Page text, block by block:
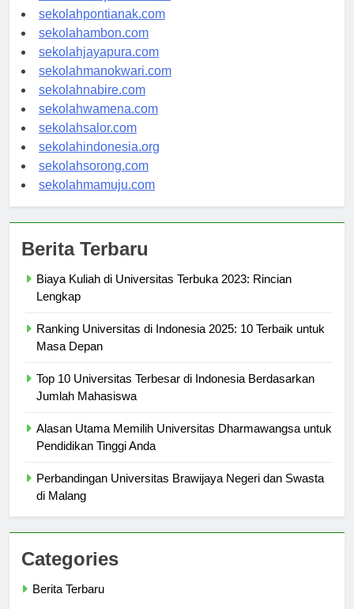
sekolahbanjarbaru.com
sekolahpontianak.com
sekolahambon.com
sekolahjayapura.com
sekolahmanokwari.com
sekolahnabire.com
sekolahwamena.com
sekolahsalor.com
sekolahindonesia.org
sekolahsorong.com
Biaya Kuliah di Universitas Terbuka 2023: Rincian
Ranking Universitas di Indonesia 2025: 10 Terbaik untuk
Top 10 Universitas Terbesar di Indonesia Berdasarkan
Alasan Utama Memilih Universitas Dharmawangsa untuk
Perbandingan Universitas Brawijaya Negeri dan Swasta
Categories